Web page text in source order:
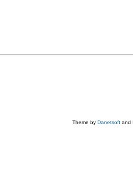
Theme by Danetsoft and